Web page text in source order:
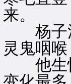
来。
杨子江
灵鬼咽
他生怕